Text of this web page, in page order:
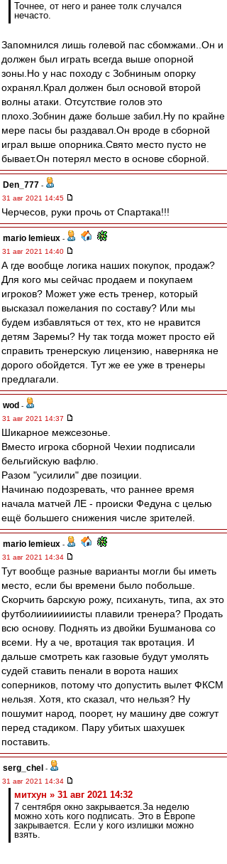
Точнее, от него и ранее толк случался
нечасто.
Запомнился лишь голевой пас сбомжами..Он и
должен был играть всегда выше опорной
зоны.Но у нас походу с Зобниным опорку
охранял.Крал должен был основой второй
волны атаки. Отсутствие голов это
плохо.Зобнин даже больше забил.Ну по крайне
мере пасы бы раздавал.Он вроде в сборной
играл выше опорника.Свято место пусто не
бывает.Он потерял место в основе сборной.
Den_777 -
31 авг 2021 14:45
Черчесов, руки прочь от Спартака!!!
mario lemieux -
31 авг 2021 14:40
А где вообще логика наших покупок, продаж?
Для кого мы сейчас продаем и покупаем
игроков? Может уже есть тренер, который
высказал пожелания по составу? Или мы
будем избавляться от тех, кто не нравится
детям Заремы? Ну так тогда может просто ей
справить тренерскую лицензию, наверняка не
дорого обойдется. Тут же ее уже в тренеры
предлагали.
wod -
31 авг 2021 14:37
Шикарное межсезонье.
Вместо игрока сборной Чехии подписали
бельгийскую вафлю.
Разом "усилили" две позиции.
Начинаю подозревать, что раннее время
начала матчей ЛЕ - происки Федуна с целью
ещё большего снижения числе зрителей.
mario lemieux -
31 авг 2021 14:34
Тут вообще разные варианты могли бы иметь
место, если бы времени было побольше.
Скорчить барскую рожу, психануть, типа, ах это
футболииииииисты плавили тренера? Продать
всю основу. Поднять из двойки Бушманова со
всеми. Ну а че, вротация так вротация. И
дальше смотреть как газовые будут умолять
судей ставить пенали в ворота наших
соперников, потому что допустить вылет ФКСМ
нельзя. Хотя, кто сказал, что нельзя? Ну
пошумит народ, поорет, ну машину две сожгут
перед стадиком. Пару убитых шахушек
поставить.
serg_chel -
31 авг 2021 14:34
митхун » 31 авг 2021 14:32
7 сентября окно закрывается.За неделю
можно хоть кого подписать. Это в Европе
закрывается. Если у кого излишки можно
взять.